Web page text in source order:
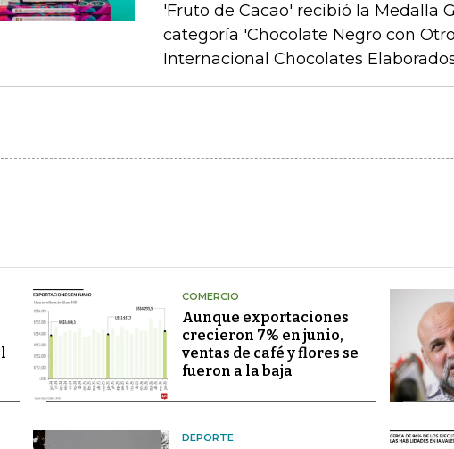
'Fruto de Cacao' recibió la Medalla
categoría 'Chocolate Negro con
Internacional Chocolates
COMERCIO
Aunque exportaciones
crecieron 7% en junio,
ventas de café y flores se
fueron a la baja
DEPORTE